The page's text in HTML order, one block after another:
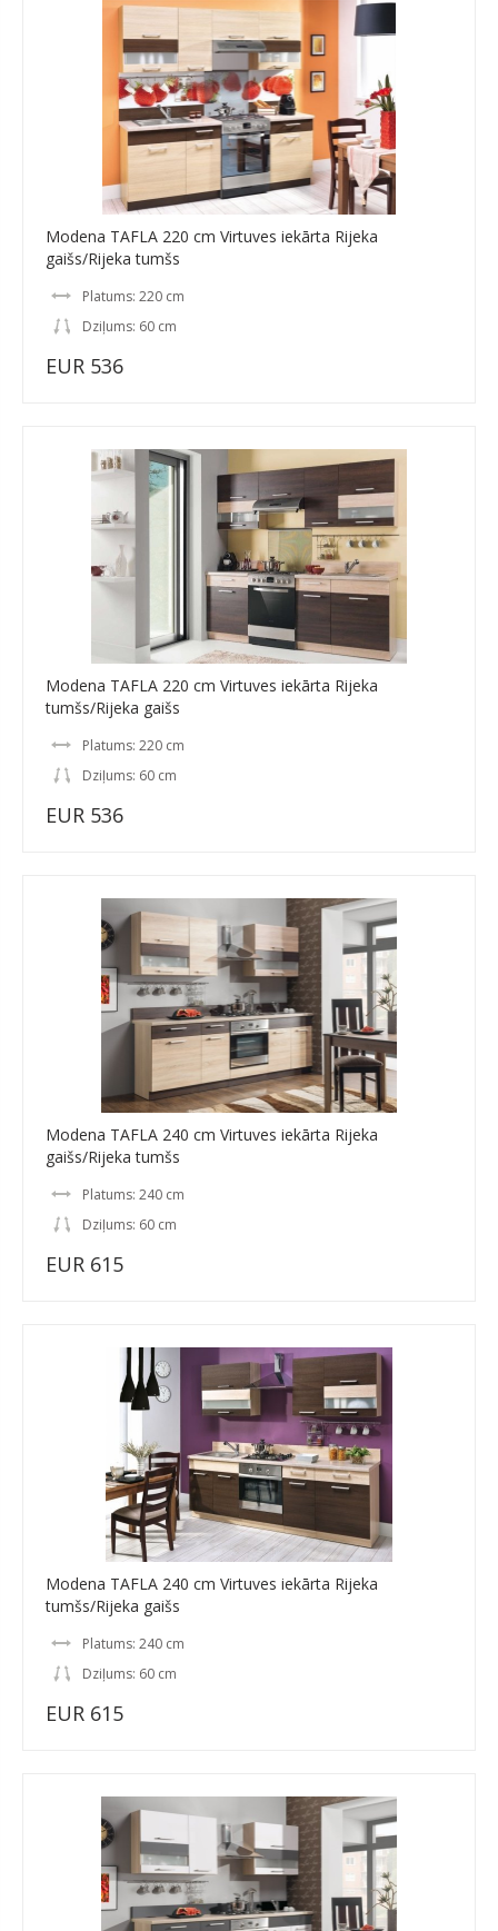
Modena TAFLA 220 cm Virtuves iekārta Rijeka
gaišs/Rijeka tumšs
Platums: 220 cm
Dziļums: 60 cm
EUR 536
Modena TAFLA 220 cm Virtuves iekārta Rijeka
tumšs/Rijeka gaišs
Platums: 220 cm
Dziļums: 60 cm
EUR 536
Modena TAFLA 240 cm Virtuves iekārta Rijeka
gaišs/Rijeka tumšs
Platums: 240 cm
Dziļums: 60 cm
EUR 615
Modena TAFLA 240 cm Virtuves iekārta Rijeka
tumšs/Rijeka gaišs
Platums: 240 cm
Dziļums: 60 cm
EUR 615